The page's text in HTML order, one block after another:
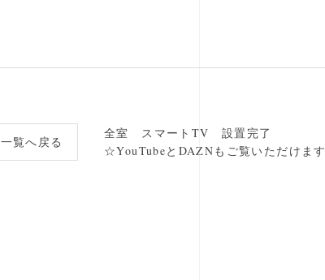
一覧へ戻る
全室 スマートTV 設置完了
☆YouTubeとDAZNもご覧いただけます